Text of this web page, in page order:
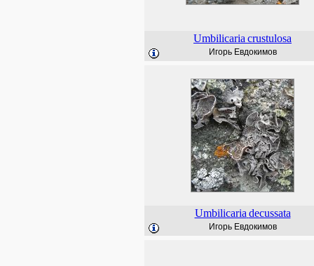
Umbilicaria crustulosa
Игорь Евдокимов
Umbilicaria decussata
Игорь Евдокимов